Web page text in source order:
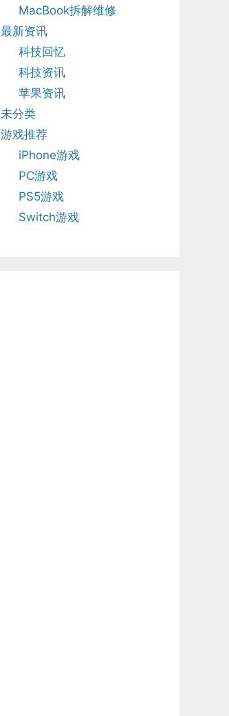
MacBook拆解维修
最新资讯
科技回忆
科技资讯
苹果资讯
未分类
游戏推荐
iPhone游戏
PC游戏
PS5游戏
Switch游戏